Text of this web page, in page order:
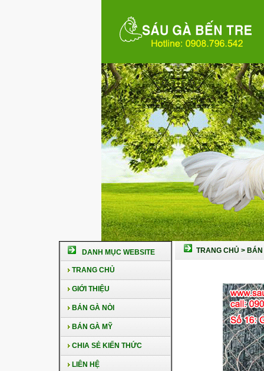
DANH MỤC WEBSITE
TRANG CHỦ
GIỚI THIỆU
BÁN GÀ NÒI
BÁN GÀ MỸ
CHIA SẺ KIẾN THỨC
LIÊN HỆ
TRANG CHỦ > BÁN